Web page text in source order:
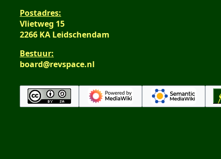
Postadres:
Vlietweg 15
2266 KA Leidschendam
Bestuur:
board@revspace.nl